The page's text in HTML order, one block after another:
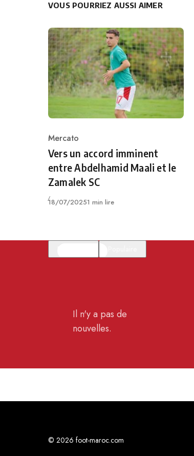
VOUS POURRIEZ AUSSI AIMER
Category
Mercato
Vers un accord imminent
entre Abdelhamid Maali et le
Zamalek SC
Publié
18/07/20251 min lire
Il n'y a pas de
nouvelles.
© 2026 foot-maroc.com